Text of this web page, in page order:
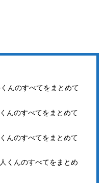
んのすべてをまとめて
んのすべてをまとめて
んのすべてをまとめて
くんのすべてをまとめ